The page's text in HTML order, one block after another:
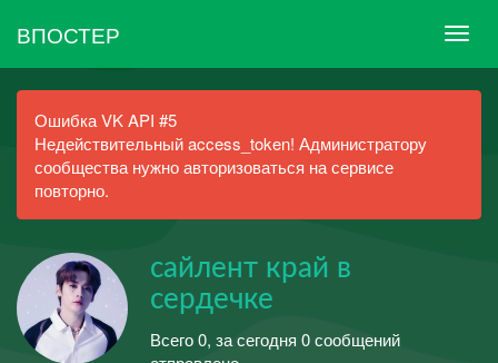
ВПОСТЕР
Ошибка VK API #5
Недействительный access_token! Администратору
сообщества нужно авторизоваться на сервисе
повторно.
сайлент край в
сердечке
Всего 0, за сегодня 0 сообщений